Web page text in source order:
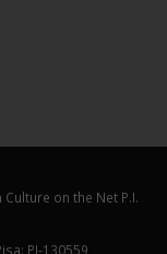
on the Net P.I.
PI-130559